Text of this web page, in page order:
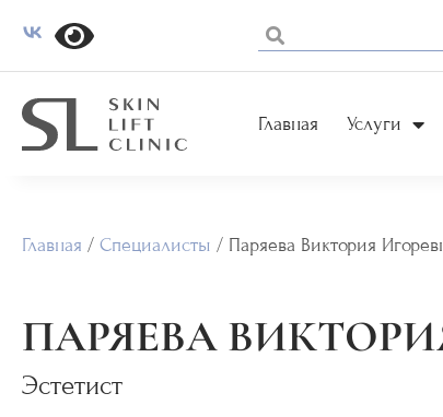
Главная Услуги
Главная / Специалисты / Паряева Виктория
ПАРЯЕВА
Эстетист